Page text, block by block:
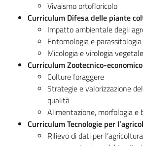
Vivaismo ortofloricolo
Curriculum Difesa delle piante
Impatto ambientale degli
Entomologia e
Micologia e virologia vegetale
Curriculum Zootecnico-
Colture foraggere
Strategie e valorizzazione
qualità
Alimentazione, morfologia e
Curriculum Tecnologie per
Rilievo di dati per